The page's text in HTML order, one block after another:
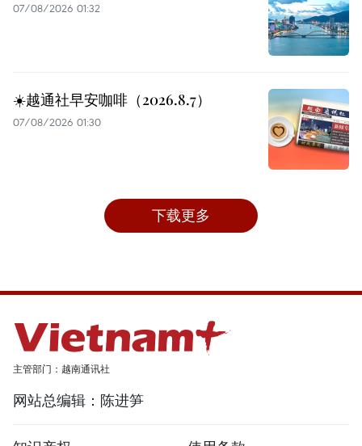
07/08/2026 01:32
☀️越通社早安咖啡（2026.8.7）
07/08/2026 01:30
下载更多
主管部门：越南通讯社
网站总编辑：陈进笋